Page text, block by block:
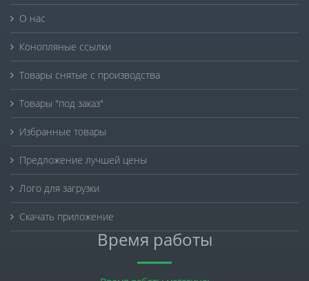
О нас
Конопляные ссылки
Товары снятые с производства
Товары "под заказ"
Избранные товары
Предложение лучшей цены
Лого для загрузки
Скачать приложение
Время работы